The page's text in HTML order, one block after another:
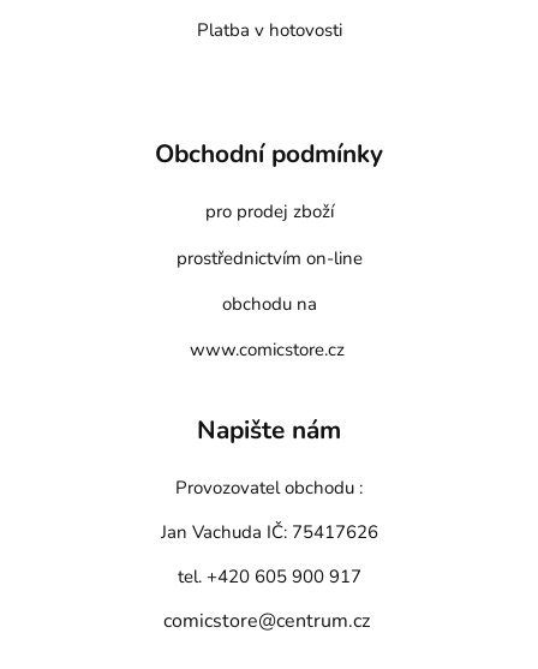
Platba v hotovosti
Obchodní podmínky
pro prodej zboží
prostřednictvím on-line
obchodu na
www.comicstore.cz
Napište nám
Provozovatel obchodu :
Jan Vachuda IČ: 75417626
tel. +420 605 900 917
comicstore@centrum.cz